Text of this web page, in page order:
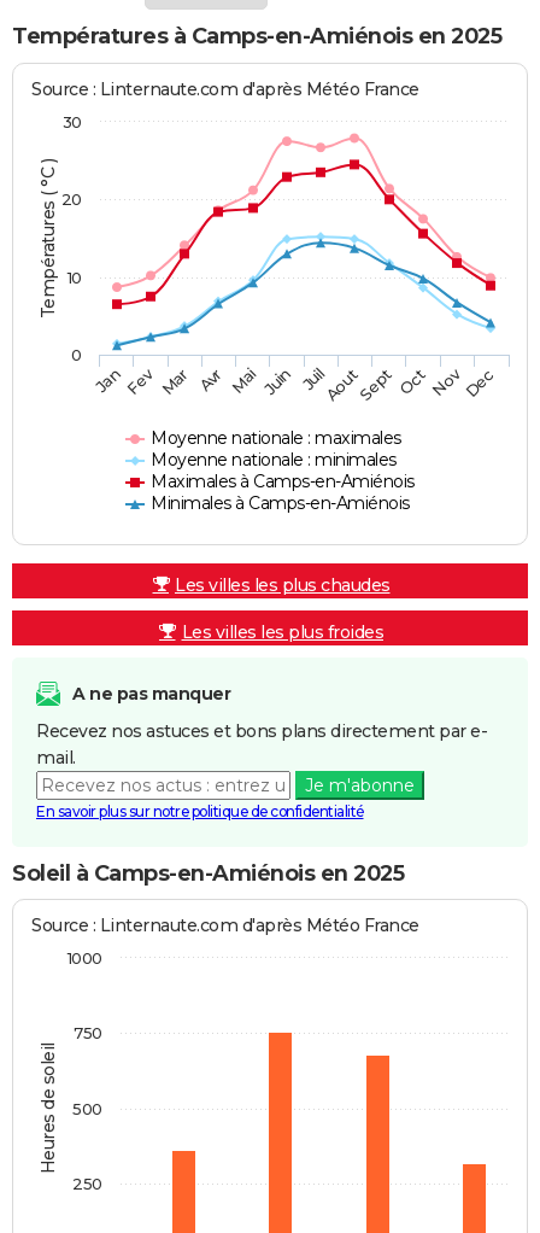
Températures à Camps-en-Amiénois en 2025
Températures ( °C )
Source : Linternaute.com d'après Météo France
Moyenne nationale : maximales
Moyenne nationale : minimales
Maximales à Camps-en-Amiénois
Minimales à Camps-en-Amiénois
JanFev Mar Avr Mai Juin JuilAoutSept OctNovDec
0
10
20
30
Les villes les plus chaudes
Les villes les plus froides
A ne pas manquer
Recevez nos astuces et bons plans directement par e-
mail.
Je m'abonne
En savoir plus sur notre politique de confidentialité
Soleil à Camps-en-Amiénois en 2025
Heures de soleil
Source : Linternaute.com d'après Météo France
250
500
750
1000